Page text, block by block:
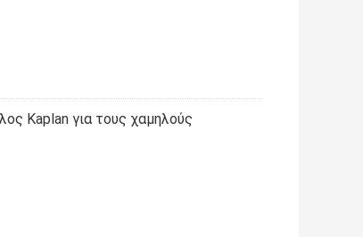
Kaplan για τους χαμηλούς